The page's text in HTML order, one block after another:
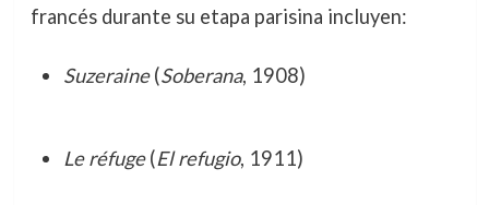
francés durante su etapa parisina incluyen:
Suzeraine(Soberana, 1908)
Le réfuge(El refugio, 1911)